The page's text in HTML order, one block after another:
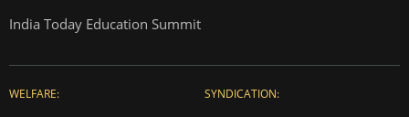
India Today Education Summit
WELFARE: SYNDICATION: